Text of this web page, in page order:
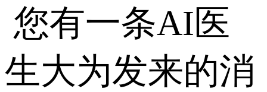
您有一条AI医
生大为发来的消